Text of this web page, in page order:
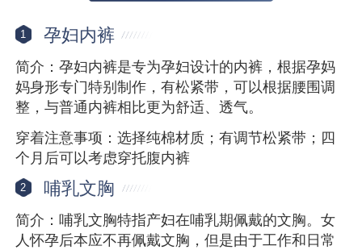
1 孕妇内裤
简介：孕妇内裤是专为孕妇设计的内裤，根据孕妈
妈身形专门特别制作，有松紧带，可以根据腰围调
整，与普通内裤相比更为舒适、透气。
穿着注意事项：选择纯棉材质；有调节松紧带；四
个月后可以考虑穿托腹内裤
2 哺乳文胸
简介：哺乳文胸特指产妇在哺乳期佩戴的文胸。女
人怀孕后本应不再佩戴文胸，但是由于工作和日常